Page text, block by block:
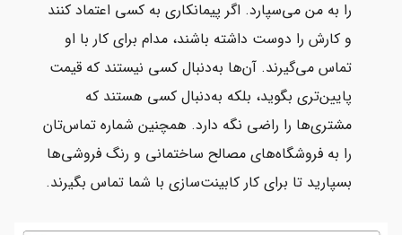
را به من می‌سپارد. اگر پیمانکاری به کسی اعتماد کنند
و کارش را دوست داشته باشند، مدام برای کار با او
تماس می‌گیرند. آن‌ها به‌دنبال کسی نیستند که قیمت
پایین‌تری بگوید، بلکه به‌دنبال کسی هستند که
مشتری‌ها را راضی نگه دارد. همچنین شماره تماس‌تان
را به فروشگاه‌های مصالح ساختمانی و رنگ فروشی‌ها
بسپارید تا برای کار کابینت‌سازی با شما تماس بگیرند.